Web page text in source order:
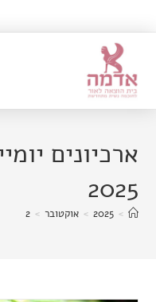
2025
>
2025
> אוקטובר >
2